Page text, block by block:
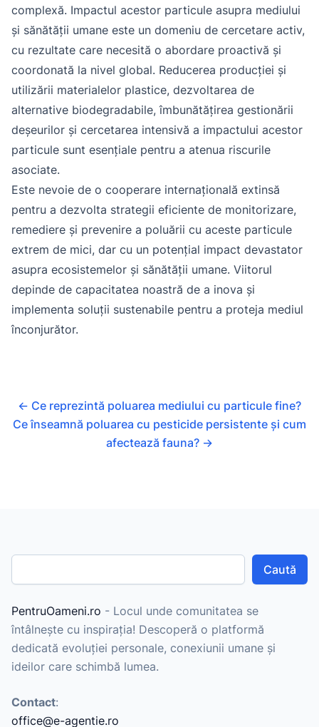
complexă. Impactul acestor particule asupra mediului
și sănătății umane este un domeniu de cercetare activ,
cu rezultate care necesită o abordare proactivă și
coordonată la nivel global. Reducerea producției și
utilizării materialelor plastice, dezvoltarea de
alternative biodegradabile, îmbunătățirea gestionării
deșeurilor și cercetarea intensivă a impactului acestor
particule sunt esențiale pentru a atenua riscurile
asociate.
Este nevoie de o cooperare internațională extinsă
pentru a dezvolta strategii eficiente de monitorizare,
remediere și prevenire a poluării cu aceste particule
extrem de mici, dar cu un potențial impact devastator
asupra ecosistemelor și sănătății umane. Viitorul
depinde de capacitatea noastră de a inova și
implementa soluții sustenabile pentru a proteja mediul
înconjurător.
← Ce reprezintă poluarea mediului cu particule fine?
Ce înseamnă poluarea cu pesticide persistente și cum
afectează fauna? →
Caută
PentruOameni.ro - Locul unde comunitatea se
întâlnește cu inspirația! Descoperă o platformă
dedicată evoluției personale, conexiunii umane și
ideilor care schimbă lumea.
Contact:
office@e-agentie.ro